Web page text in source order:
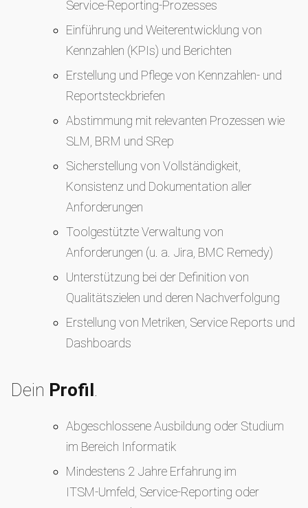
Service‑Reporting‑Prozesses
Einführung und Weiterentwicklung von
Kennzahlen (KPIs) und Berichten
Erstellung und Pflege von Kennzahlen‑ und
Reportsteckbriefen
Abstimmung mit relevanten Prozessen wie
SLM, BRM und SRep
Sicherstellung von Vollständigkeit,
Konsistenz und Dokumentation aller
Anforderungen
Toolgestützte Verwaltung von
Anforderungen (u. a. Jira, BMC Remedy)
Unterstützung bei der Definition von
Qualitätszielen und deren Nachverfolgung
Erstellung von Metriken, Service Reports und
Dashboards
Dein Profil.
Abgeschlossene Ausbildung oder Studium
im Bereich Informatik
Mindestens 2 Jahre Erfahrung im
ITSM‑Umfeld, Service‑Reporting oder